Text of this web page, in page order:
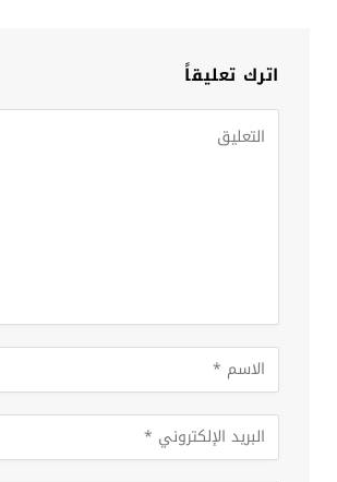
اترك تعليقاً